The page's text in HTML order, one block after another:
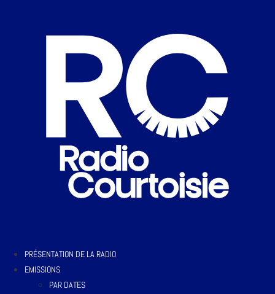
PRÉSENTATION DE LA RADIO
EMISSIONS
PAR DATES